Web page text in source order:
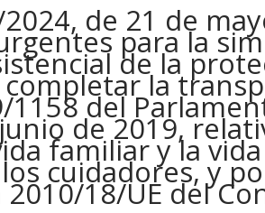
de 21 de
para la
de la
la
1158 del
de 2019,
familiar y la
cuidadores, y
18/UE del